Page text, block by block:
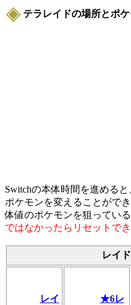
テラレイドの場所とポ
Switchの本体時間を進める
ポケモンを変えることがで
体値のポケモンを狙っている
ではなかったらリセットでき
レイ
レイ
★6レ